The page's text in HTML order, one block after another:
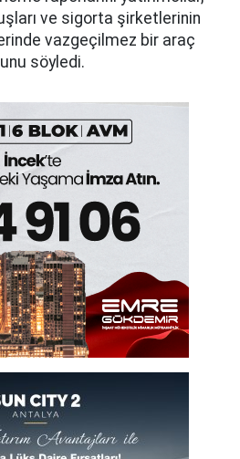
ve sigorta şirketlerinin
vazgeçilmez bir araç
söyledi.